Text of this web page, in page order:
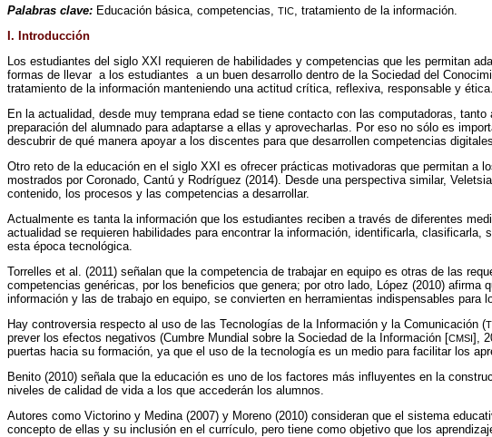
Palabras clave: Educación básica, competencias, TIC, tratamiento de la información.
I. Introducción
Los estudiantes del siglo XXI requieren de habilidades y competencias que les permitan
formas de llevar a los estudiantes a un buen desarrollo dentro de la Sociedad del
tratamiento de la información manteniendo una actitud crítica, reflexiva, responsable y ética.
En la actualidad, desde muy temprana edad se tiene contacto con las computadoras,
preparación del alumnado para adaptarse a ellas y aprovecharlas. Por eso no sólo es
descubrir de qué manera apoyar a los discentes para que desarrollen competencias
Otro reto de la educación en el siglo XXI es ofrecer prácticas motivadoras que permitan a
mostrados por Coronado, Cantú y Rodríguez (2014). Desde una perspectiva similar,
contenido, los procesos y las competencias a desarrollar.
Actualmente es tanta la información que los estudiantes reciben a través de diferentes
actualidad se requieren habilidades para encontrar la información, identificarla,
esta época tecnológica.
Torrelles et al. (2011) señalan que la competencia de trabajar en equipo es otras de las
competencias genéricas, por los beneficios que genera; por otro lado, López (2010)
información y las de trabajo en equipo, se convierten en herramientas indispensables para
Hay controversia respecto al uso de las Tecnologías de la Información y la Comunicación (
prever los efectos negativos (Cumbre Mundial sobre la Sociedad de la Información [CMSI],
puertas hacia su formación, ya que el uso de la tecnología es un medio para facilitar los
Benito (2010) señala que la educación es uno de los factores más influyentes en la
niveles de calidad de vida a los que accederán los alumnos.
Autores como Victorino y Medina (2007) y Moreno (2010) consideran que el sistema
concepto de ellas y su inclusión en el currículo, pero tiene como objetivo que los